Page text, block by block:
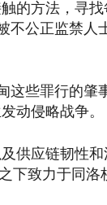
的方法，寻找
不公正监禁人
这些罪行的肇
动侵略战争。
供应链韧性
下致力于同洛